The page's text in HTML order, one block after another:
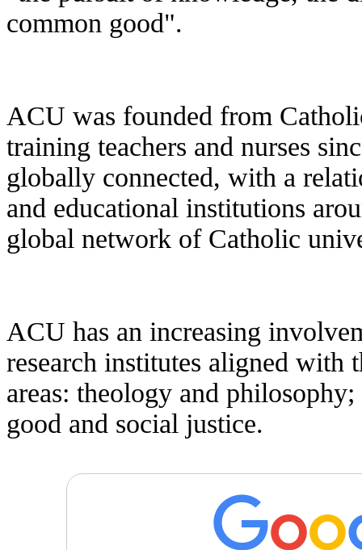
common good".
ACU was founded from
training teachers and nurses
globally connected, with a
and educational institutions
global network of Catholic
ACU has an increasing
research institutes aligned with
areas: theology and
good and social justice.